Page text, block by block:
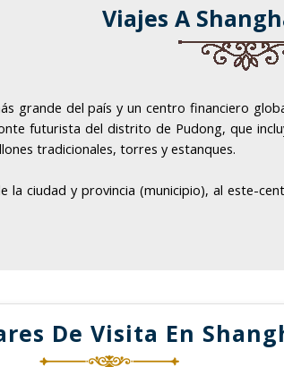
Viajes A
grande del país y un centro financiero
futurista del distrito de Pudong, que
tradicionales, torres y estanques.
la ciudad y provincia (municipio), al este-
De Visita En